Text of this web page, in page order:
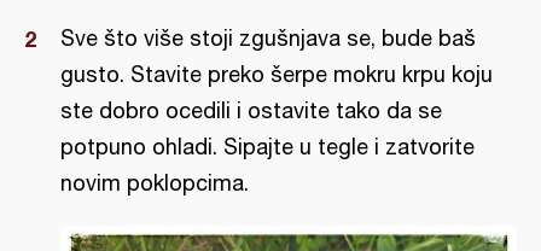
Sve što više stoji zgušnjava se, bude baš
gusto. Stavite preko šerpe mokru krpu koju
ste dobro ocedili i ostavite tako da se
potpuno ohladi. Sipajte u tegle i zatvorite
novim poklopcima.